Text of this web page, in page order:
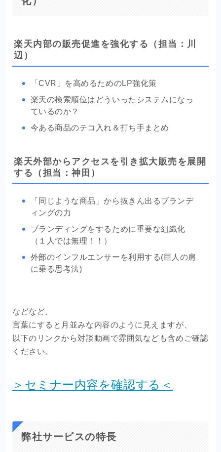
楽天内部の販売促進を強化する（担当：川
辺）
「CVR」を高めるためのLP強化策
楽天の検索順位はどういったシステムになっ
ているのか？
今ある商品のテコ入れ＆打ち手まとめ
楽天外部からアクセスを引き拡大販売を展開
する（担当：神田）
「同じような商品」から抜きん出るブランデ
ィングの力
ブランディングをするために重要な組織化
（１人では無理！！）
外部のインフルエンサーを利用する(巨人の肩
に乗る思考法)
などなど、
言葉にすると月並みな内容のように見えますが、
以下のリンクから対談動画で雰囲気なども含めご確認
ください。
＞セミナー内容を確認する＜
弊社サービスの特長